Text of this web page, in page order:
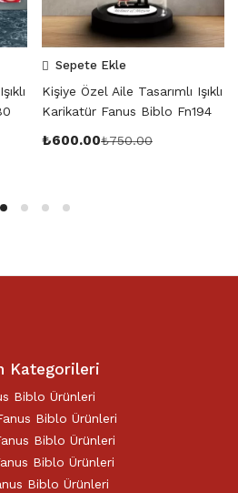
Sepete Ekle
Kişiye Özel Aile Tasarımlı Işıklı
Karikatür Fanus Biblo Fn194
₺600.00₺750.00
Kategorileri
Biblo Ürünleri
Biblo Ürünleri
Biblo Ürünleri
Biblo Ürünleri
Biblo Ürünleri